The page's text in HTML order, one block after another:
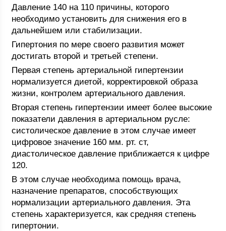
Давление 140 на 110 причины, которого
необходимо установить для снижения его в
дальнейшем или стабилизации.
Гипертония по мере своего развития может
достигать второй и третьей степени.
Первая степень артериальной гипертензии
нормализуется диетой, корректировкой образа
жизни, контролем артериального давления.
Вторая степень гипертензии имеет более высокие
показатели давления в артериальном русле:
систолическое давление в этом случае имеет
цифровое значение 160 мм. рт. ст,
диастолическое давление приближается к цифре
120.
В этом случае необходима помощь врача,
назначение препаратов, способствующих
нормализации артериального давления. Эта
степень характеризуется, как средняя степень
гипертонии.